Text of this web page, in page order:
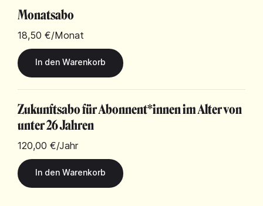
Monatsabo
18,50 €/Monat
Zukunftsabo für Abonnent*innen im Alter von
unter 26 Jahren
120,00 €/Jahr